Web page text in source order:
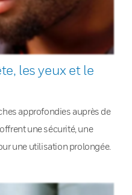
les yeux et le
approfondies auprès de
une sécurité, une
une utilisation prolongée.